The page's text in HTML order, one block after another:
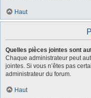
Haut
Quelles pièces jointes sont
Chaque administrateur peut
jointes. Si vous n’êtes pas
administrateur du forum.
Haut